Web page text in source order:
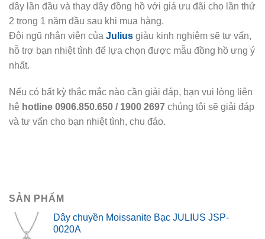
dây lần đầu và thay dây đồng hồ với giá ưu đãi cho lần thứ
2 trong 1 năm đầu sau khi mua hàng.
Đội ngũ nhân viên của Julius giàu kinh nghiệm sẽ tư vấn,
hỗ trợ bạn nhiệt tình để lựa chọn được mẫu đồng hồ ưng ý
nhất.
Nếu có bất kỳ thắc mắc nào cần giải đáp, bạn vui lòng liên
hệ hotline 0906.850.650 / 1900 2697 chúng tôi sẽ giải đáp
và tư vấn cho bạn nhiệt tình, chu đáo.
SẢN PHẨM
Dây chuyền Moissanite Bạc JULIUS JSP-
0020A